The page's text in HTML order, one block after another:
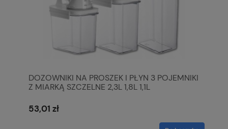
DOZOWNIKI NA PROSZEK I PŁYN 3 POJEMNIKI
Z MIARKĄ SZCZELNE 2,3L 1,8L 1,1L
53,01 zł